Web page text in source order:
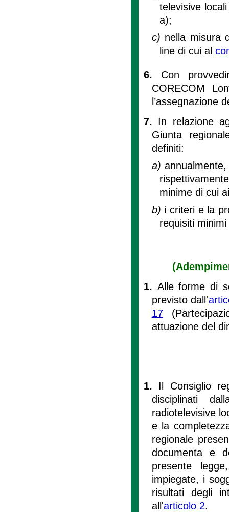
televisive
a);
c) nella misura
line di cui al
6. Con
CORECOM
l’assegnazione
7. In relazione
Giunta
definiti:
a)
minime di cui
b) i criteri e la
requisiti
1. Alle forme di
previsto dall'
17
attuazione del
1. Il Consiglio
disciplinati
radiotelevisive
e la
regionale
documenta e
presente
impiegate, i
risultati degli
all'articolo 2.